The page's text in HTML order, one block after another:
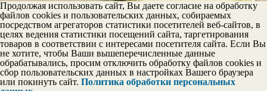
Продолжая использовать сайт, Вы даете согласие на обработку
файлов cookies и пользовательских данных, собираемых
посредством агрегаторов статистики посетителей веб-сайтов, в
целях ведения статистики посещений сайта, таргетирования
товаров в соответствии с интересами посетителя сайта. Если Вы
не хотите, чтобы Ваши вышеперечисленные данные
обрабатывались, просим отключить обработку файлов cookies и
сбор пользовательских данных в настройках Вашего браузера
или покинуть сайт. Политика обработки персональных